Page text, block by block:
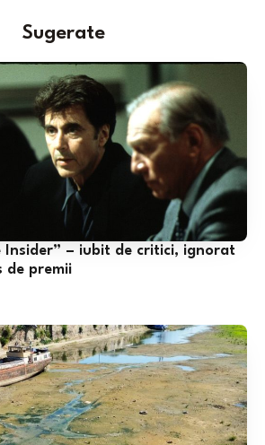
Sugerate
Insider” – iubit de critici, ignorat
de premii